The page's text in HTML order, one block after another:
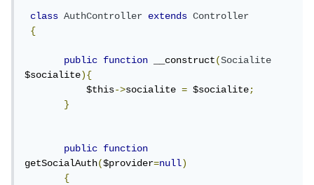
class AuthController extends
Controller
{
public function __construct(Socialite
$socialite){
           $this
->socialite = $socialite;
}
public
function
getSocialAuth($provider=null)
{